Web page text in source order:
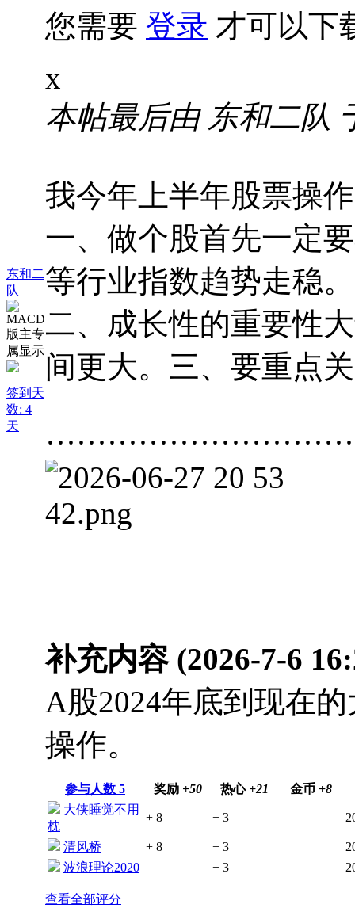
东和二
队
签到天
数: 4
天
您需要 登录 才可以下
x
本帖最后由 东和二队
我今年上半年股票操
一、做个股首先一定
等行业指数趋势走稳。
二、成长性的重要性
间更大。三、要重点
补充内容 (2026-7-6
A股2024年底到现在
操作。
参与人数 5 奖励 +50 热心 +21 金币 +8
大侠睡觉不用
枕
+ 8 + 3
清风桥 + 8 + 3
波浪理论2020
+ 3
查看全部评分